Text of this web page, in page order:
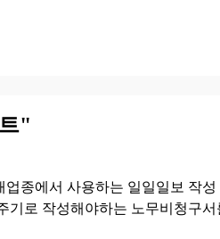
"
종에서 사용하는 일일일보 작
기로 작성해야하는 노무비청구